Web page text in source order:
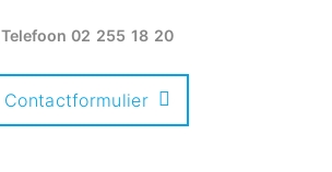
Telefoon 02 255 18 20
Contactformulier